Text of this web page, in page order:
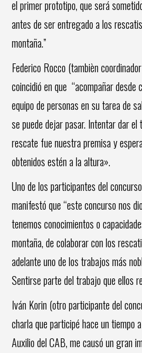
el primer prototipo, que será
antes de ser entregado a los
montaña.”
Federico Rocco (tambièn
coincidió en que “acompañar desde
equipo de personas en su tarea de
se puede dejar pasar. Intentar dar el
rescate fue nuestra premisa y
obtenidos estén a la altura».
Uno de los participantes del
manifestó que “este concurso nos
tenemos conocimientos o
montaña, de colaborar con los
adelante uno de los trabajos más
Sentirse parte del trabajo que ellos
Iván Korin (otro participante del
charla que participé hace un tiempo
Auxilio del CAB, me causó un gran